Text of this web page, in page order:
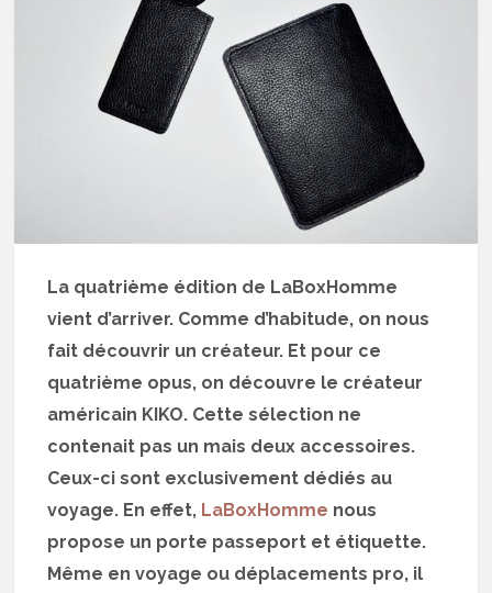
La quatrième édition de LaBoxHomme
vient d’arriver. Comme d’habitude, on nous
fait découvrir un créateur. Et pour ce
quatrième opus, on découvre le créateur
américain KIKO. Cette sélection ne
contenait pas un mais deux accessoires.
Ceux-ci sont exclusivement dédiés au
voyage. En effet, LaBoxHomme nous
propose un porte passeport et étiquette.
Même en voyage ou déplacements pro, il